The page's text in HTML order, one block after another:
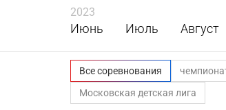
2023
Июнь Июль Август
Все соревнования
Московская детская лига